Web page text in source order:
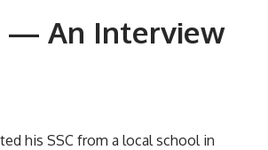
— An Interview
his SSC from a local school in